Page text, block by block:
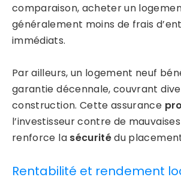
comparaison, acheter un
généralement moins de frais
immédiats.
Par ailleurs, un logement neuf
garantie décennale, couvrant
construction. Cette assurance
l’investisseur contre de
renforce la sécuritédu
Rentabilité et rendement